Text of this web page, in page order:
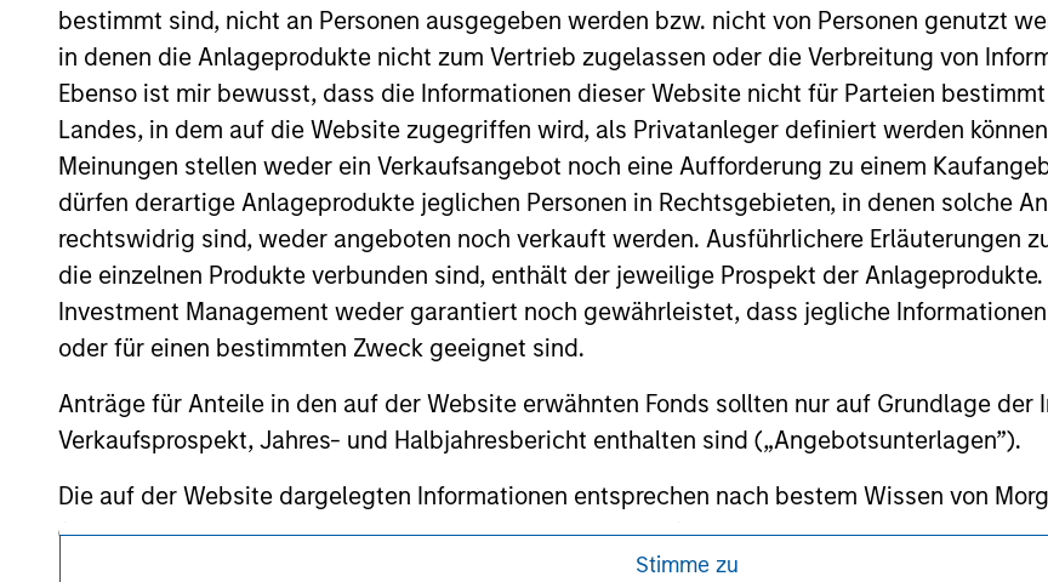
bestimmt sind, nicht an Personen ausgegeben werden bzw. nicht von Personen genutzt
in denen die Anlageprodukte nicht zum Vertrieb zugelassen oder die Verbreitung von
Ebenso ist mir bewusst, dass die Informationen dieser Website nicht für Parteien
Landes, in dem auf die Website zugegriffen wird, als Privatanleger definiert werden
Meinungen stellen weder ein Verkaufsangebot noch eine Aufforderung zu einem
dürfen derartige Anlageprodukte jeglichen Personen in Rechtsgebieten, in denen solche
rechtswidrig sind, weder angeboten noch verkauft werden. Ausführlichere Erläuterungen
die einzelnen Produkte verbunden sind, enthält der jeweilige Prospekt der
Investment Management weder garantiert noch gewährleistet, dass jegliche
oder für einen bestimmten Zweck geeignet sind.
Anträge für Anteile in den auf der Website erwähnten Fonds sollten nur auf Grundlage
Verkaufsprospekt, Jahres- und Halbjahresbericht enthalten sind („Angebotsunterlagen”).
Die auf der Website dargelegten Informationen entsprechen nach bestem Wissen von
(das hierbei alle angemessene Sorgfalt hat walten lassen) den Tatsachen und es wurde
dieser Informationen auswirken könnte. Morgan Stanley Investment Management und
Stimme zu
As of July 25, 2025. The above is provided for informational and educational purposes only. There
resulted in positive performance (for realized holdings), or will perform well in the future (for current
above are the property of their respective owners. The information on this website has not been
such owners. By clicking on any links shown here, you agree that you are navigating to a third party
only as a convenience and the inclusion of any hyperlink is not and does not imply any
monitoring by us of any information contained in any hyperlinked site. In no event shall we be
or your use of such site.
Morgan Stanley